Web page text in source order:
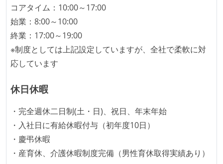
コアタイム：10:00～17:00
始業：8:00～10:00
終業：17:00～19:00
※制度としては上記設定していますが、全社で柔軟に対
応しています
休日休暇
・完全週休二日制(土・日)、祝日、年末年始
・入社日に有給休暇付与（初年度10日）
・慶弔休暇
・産育休、介護休暇制度完備（男性育休取得実績あり）